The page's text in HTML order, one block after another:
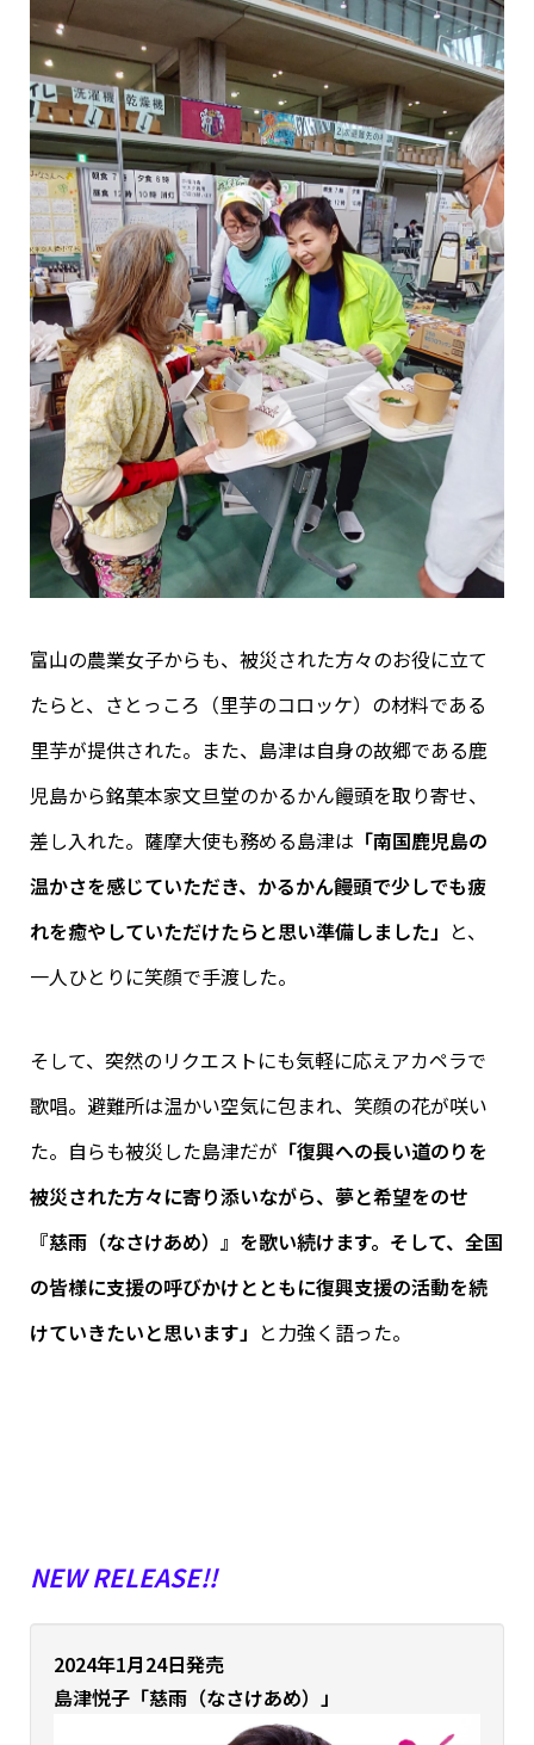
富山の農業女子からも、被災された方々のお役に立て
たらと、さとっころ（里芋のコロッケ）の材料である
里芋が提供された。また、島津は自身の故郷である鹿
児島から銘菓本家文旦堂のかるかん饅頭を取り寄せ、
差し入れた。薩摩大使も務める島津は 「南国鹿児島の
温かさを感じていただき、かるかん饅頭で少しでも疲
れを癒やしていただけたらと思い準備しました」 と、
一人ひとりに笑顔で手渡した。
そして、突然のリクエストにも気軽に応えアカペラで
歌唱。避難所は温かい空気に包まれ、笑顔の花が咲い
た。自らも被災した島津だが 「復興への長い道のりを
被災された方々に寄り添いながら、夢と希望をのせ
『慈雨（なさけあめ）』を歌い続けます。そして、全国
の皆様に支援の呼びかけとともに復興支援の活動を続
けていきたいと思います」 と力強く語った。
NEW RELEASE!!
2024年1月24日発売
島津悦子「慈雨（なさけあめ）」